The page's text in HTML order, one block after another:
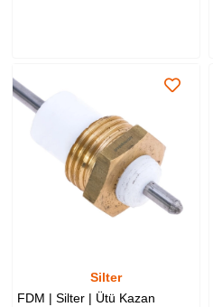
Silter
FDM | Silter | Ütü Kazan